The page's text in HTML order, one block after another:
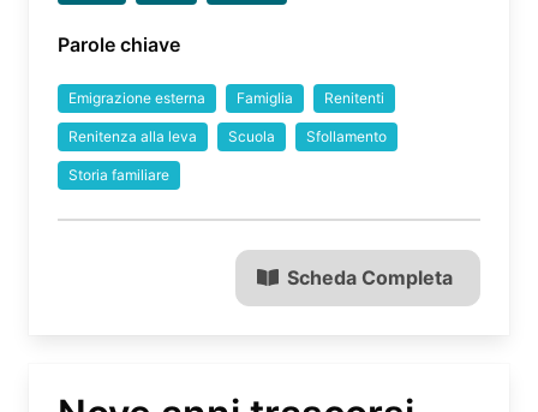
Parole chiave
Emigrazione esterna Famiglia Renitenti
Renitenza alla leva Scuola Sfollamento
Storia familiare
Scheda Completa